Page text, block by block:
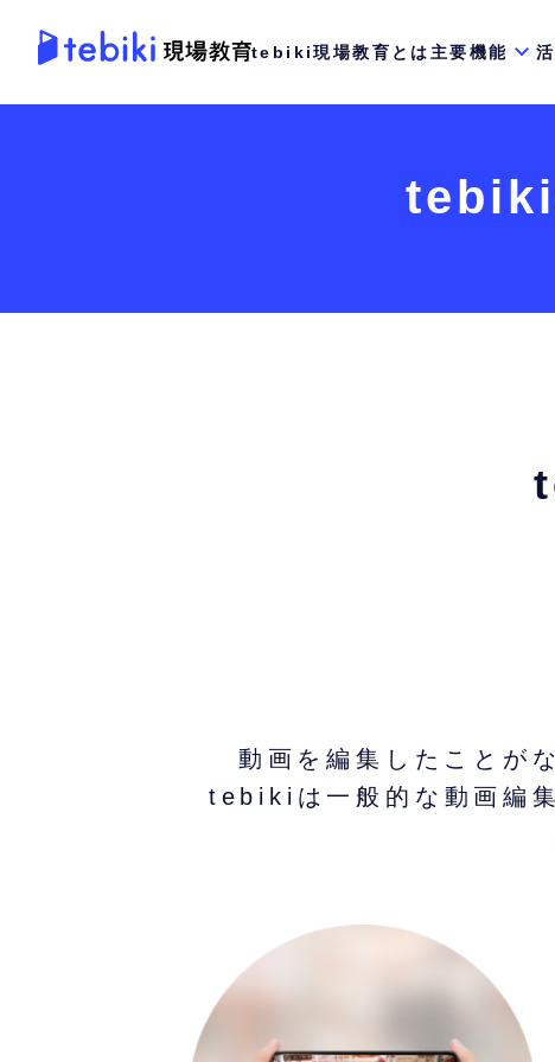
tebiki現場教育とは 主要機能
tebiki
動画を編集したことが
tebikiは一般的な動画編